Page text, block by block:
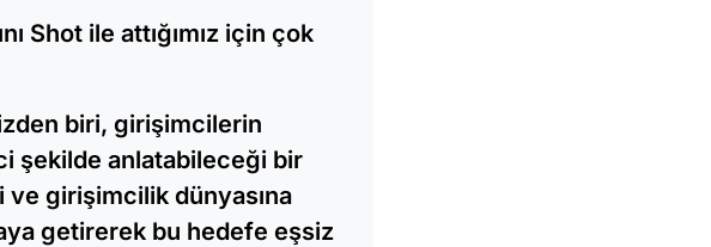
Shot ile attığımız için çok
biri, girişimcilerin
şekilde anlatabileceği bir
girişimcilik dünyasına
getirerek bu hedefe eşsiz